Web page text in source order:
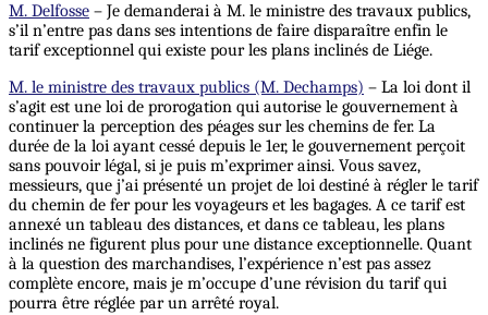
M. Delfosse – Je demanderai à M. le ministre des travaux publics,
s’il n’entre pas dans ses intentions de faire disparaître enfin le
tarif exceptionnel qui existe pour les plans inclinés de Liége.
M. le ministre des travaux publics (M. Dechamps) – La loi dont il
s’agit est une loi de prorogation qui autorise le gouvernement à
continuer la perception des péages sur les chemins de fer. La
durée de la loi ayant cessé depuis le 1er, le gouvernement perçoit
sans pouvoir légal, si je puis m’exprimer ainsi. Vous savez,
messieurs, que j’ai présenté un projet de loi destiné à régler le tarif
du chemin de fer pour les voyageurs et les bagages. A ce tarif est
annexé un tableau des distances, et dans ce tableau, les plans
inclinés ne figurent plus pour une distance exceptionnelle. Quant
à la question des marchandises, l’expérience n’est pas assez
complète encore, mais je m’occupe d’une révision du tarif qui
pourra être réglée par un arrêté royal.